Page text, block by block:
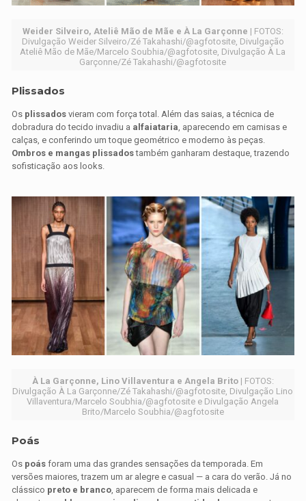
Weider Silveiro, Ateliê Mão de Mãe e À La Garçonne | FOTOS:
Divulgação Weider Silveiro/Zé Takahashi/@agfotosite, Divulgação
Ateliê Mão de Mãe/Marcelo Soubhia/@agfotosite, Divulgação À La
Garçonne/Zé Takahashi/@agfotosite
Plissados
Os plissados vieram com força total. Além das saias, a técnica de
dobradura do tecido invadiu a alfaiataria , aparecendo em camisas e
calças, e conferindo um toque geométrico e moderno às peças.
Ombros e mangas plissadostambém ganharam destaque, trazendo
sofisticação aos looks.
À La Garçonne, Lino Villaventura e Angela Brito| FOTOS:
Divulgação À La Garçonne/Zé Takahashi/@agfotosite, Divulgação Lino
Villaventura/Marcelo Soubhia/@agfotosite e Divulgação Angela
Brito/Marcelo Soubhia/@agfotosite
Poás
Os poásforam uma das grandes sensações da temporada. Em
versões maiores, trazem um ar alegre e casual — a cara do verão. Já no
clássico preto e branco, aparecem de forma mais delicada e